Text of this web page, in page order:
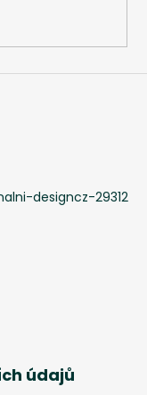
designcz-29312
údajů